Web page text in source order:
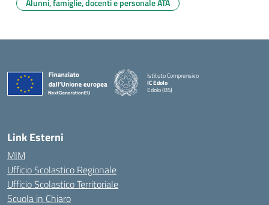
Alunni, famiglie, docenti e personale ATA
Istituto Comprensivo
IC Edolo
Edolo (BS)
Link Esterni
MIM
Ufficio Scolastico Regionale
Ufficio Scolastico Territoriale
Scuola in Chiaro